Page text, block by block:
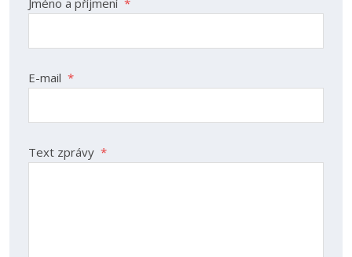
Doppelstabaufnahme
Vollautomatischer Arbeitsablauf
verschiedenen Profilebenen
Jméno a příjmení *
E-mail *
Text zprávy *